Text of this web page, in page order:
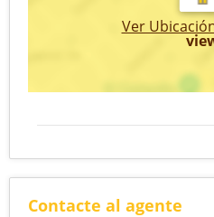
Ver
Contacte al agente